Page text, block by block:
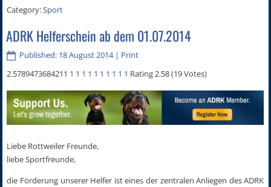
Category:Sport
ADRK Helferschein ab dem 01.07.2014
Published: 18 August 2014| Print
2.5789473684211 1 1 1 1 1 1 1 1 1 1 Rating 2.58 (19 Votes)
Liebe Rottweiler Freunde,
liebe Sportfreunde,
die Förderung unserer Helfer ist eines der zentralen Anliegen des ADRK